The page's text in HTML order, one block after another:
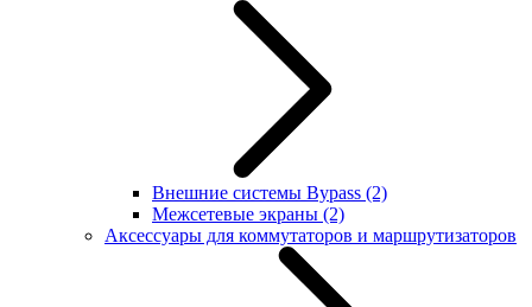
Внешние системы Bypass (2)
Межсетевые экраны (2)
Аксессуары для коммутаторов и маршрутизаторов